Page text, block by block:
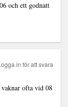
och ett godnatt
ofta vid 08
in för att svara